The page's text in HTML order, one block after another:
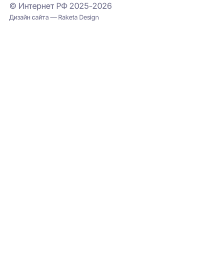
© Интернет РФ 2025-2026
Дизайн сайта — Raketa Design